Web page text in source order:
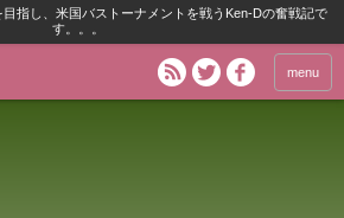
指し、米国バストーナメントを戦うKen-Dの奮戦記で
す。。。
menu